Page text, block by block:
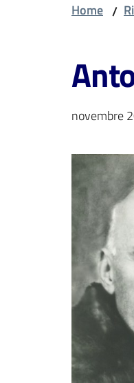
Home /
novembre